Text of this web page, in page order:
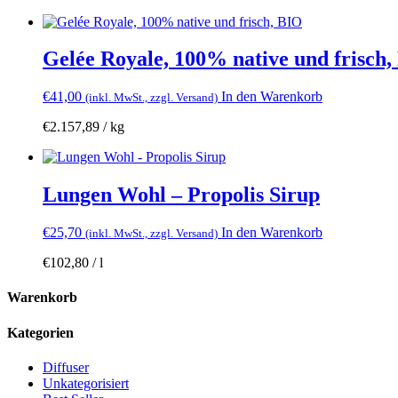
Gelée Royale, 100% native und
€41,00 (inkl. MwSt., zzgl. Versand) In den Warenkorb
€2.157,89 /kg
Lungen Wohl – Propolis Sirup
€25,70 (inkl. MwSt., zzgl. Versand) In den Warenkorb
€102,80 /l
Warenkorb
Kategorien
Diffuser
Unkategorisiert